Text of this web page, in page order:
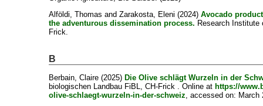
Alföldi, Thomas andZarakosta, Eleni (2024)Avocado
the adventurous dissemination process. Research Institute
Frick.
B
Berbain, Claire (2025)Die Olive schlägt Wurzeln in der
biologischen Landbau FiBL, CH-Frick . Online athttps://
olive-schlaegt-wurzeln-in-der-schweiz , accessed on: March